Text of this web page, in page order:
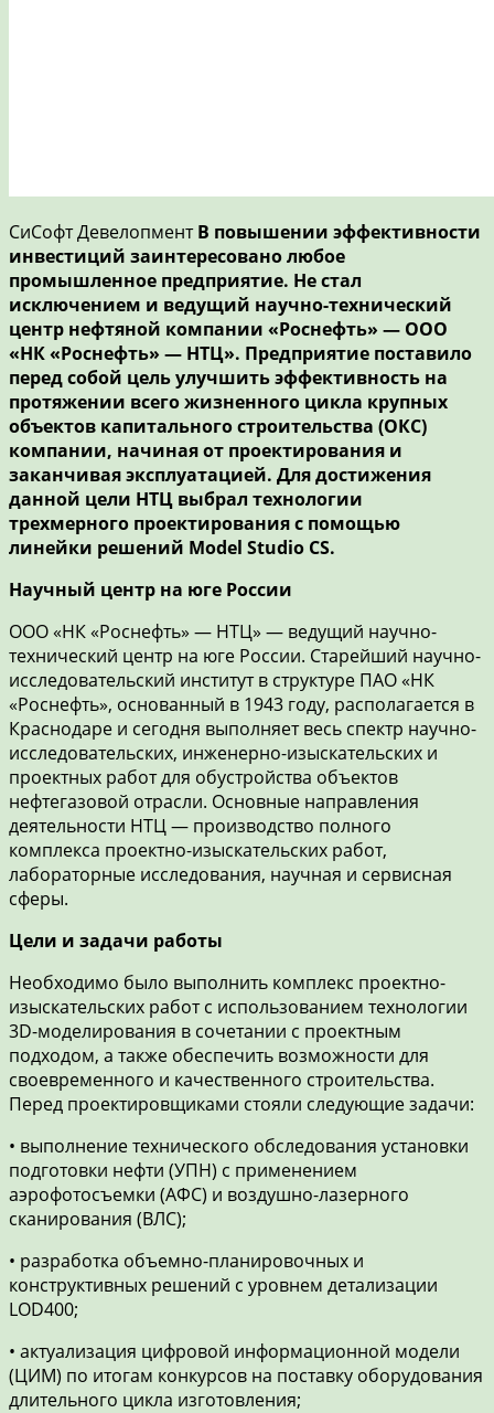
СиСофт ДевелопментВ повышении эффективности
инвестиций заинтересовано любое
промышленное предприятие. Не стал
исключением и ведущий научно-технический
центр нефтяной компании «Роснефть» — ООО
«НК «Роснефть» — НТЦ». Предприятие поставило
перед собой цель улучшить эффективность на
протяжении всего жизненного цикла крупных
объектов капитального строительства (ОКС)
компании, начиная от проектирования и
заканчивая эксплуатацией. Для достижения
данной цели НТЦ выбрал технологии
трехмерного проектирования с помощью
линейки решений Model Studio CS.
Научный центр на юге России
ООО «НК «Роснефть» — НТЦ» — ведущий научно-
технический центр на юге России. Старейший научно-
исследовательский институт в структуре ПАО «НК
«Роснефть», основанный в 1943 году, располагается в
Краснодаре и сегодня выполняет весь спектр научно-
исследовательских, инженерно-изыскательских и
проектных работ для обустройства объектов
нефтегазовой отрасли. Основные направления
деятельности НТЦ — производство полного
комплекса проектно-изыскательских работ,
лабораторные исследования, научная и сервисная
сферы.
Цели и задачи работы
Необходимо было выполнить комплекс проектно-
изыскательских работ с использованием технологии
3D-моделирования в сочетании с проектным
подходом, а также обеспечить возможности для
своевременного и качественного строительства.
Перед проектировщиками стояли следующие задачи:
• выполнение технического обследования установки
подготовки нефти (УПН) с применением
аэрофотосъемки (АФС) и воздушно-лазерного
сканирования (ВЛС);
• разработка объемно-планировочных и
конструктивных решений с уровнем детализации
LOD400;
• актуализация цифровой информационной модели
(ЦИМ) по итогам конкурсов на поставку оборудования
длительного цикла изготовления;